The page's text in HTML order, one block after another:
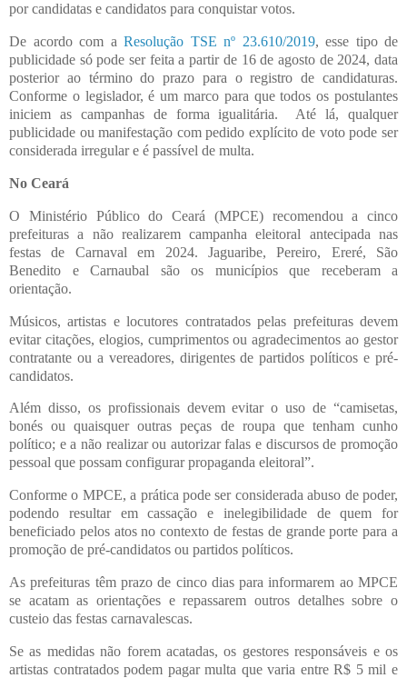
por candidatas e candidatos para conquistar votos.
De acordo com a Resolução TSE nº 23.610/2019, esse tipo de
publicidade só pode ser feita a partir de 16 de agosto de 2024, data
posterior ao término do prazo para o registro de candidaturas.
Conforme o legislador, é um marco para que todos os postulantes
iniciem as campanhas de forma igualitária. Até lá, qualquer
publicidade ou manifestação com pedido explícito de voto pode ser
considerada irregular e é passível de multa.
No Ceará
O Ministério Público do Ceará (MPCE) recomendou a cinco
prefeituras a não realizarem campanha eleitoral antecipada nas
festas de Carnaval em 2024. Jaguaribe, Pereiro, Ereré, São
Benedito e Carnaubal são os municípios que receberam a
orientação.
Músicos, artistas e locutores contratados pelas prefeituras devem
evitar citações, elogios, cumprimentos ou agradecimentos ao gestor
contratante ou a vereadores, dirigentes de partidos políticos e pré-
candidatos.
Além disso, os profissionais devem evitar o uso de “camisetas,
bonés ou quaisquer outras peças de roupa que tenham cunho
político; e a não realizar ou autorizar falas e discursos de promoção
pessoal que possam configurar propaganda eleitoral”.
Conforme o MPCE, a prática pode ser considerada abuso de poder,
podendo resultar em cassação e inelegibilidade de quem for
beneficiado pelos atos no contexto de festas de grande porte para a
promoção de pré-candidatos ou partidos políticos.
As prefeituras têm prazo de cinco dias para informarem ao MPCE
se acatam as orientações e repassarem outros detalhes sobre o
custeio das festas carnavalescas.
Se as medidas não forem acatadas, os gestores responsáveis e os
artistas contratados podem pagar multa que varia entre R$ 5 mil e